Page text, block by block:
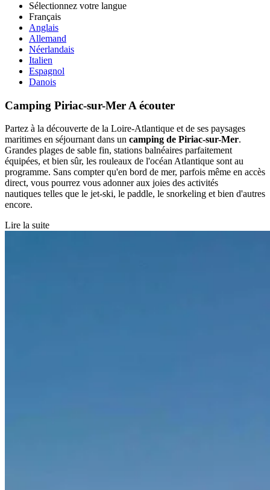
Sélectionnez votre langue
Français
Anglais
Allemand
Néerlandais
Italien
Espagnol
Danois
Camping Piriac-sur-Mer A écouter
Partez à la découverte de la Loire-Atlantique et de ses paysages
maritimes en séjournant dans un camping de Piriac-sur-Mer.
Grandes plages de sable fin, stations balnéaires parfaitement
équipées, et bien sûr, les rouleaux de l'océan Atlantique sont au
programme. Sans compter qu'en bord de mer, parfois même en accès
direct, vous pourrez vous adonner aux joies des activités
nautiques telles que le jet-ski, le paddle, le snorkeling et bien d'autres
encore.
Lire la suite